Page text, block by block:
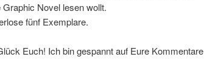
Graphic Novel lesen wollt.
fünf Exemplare.
Euch! Ich bin gespannt auf Eure Kommentare